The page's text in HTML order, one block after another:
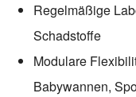
Regelmäßige
Schadstoffe
Modulare
Babywannen,